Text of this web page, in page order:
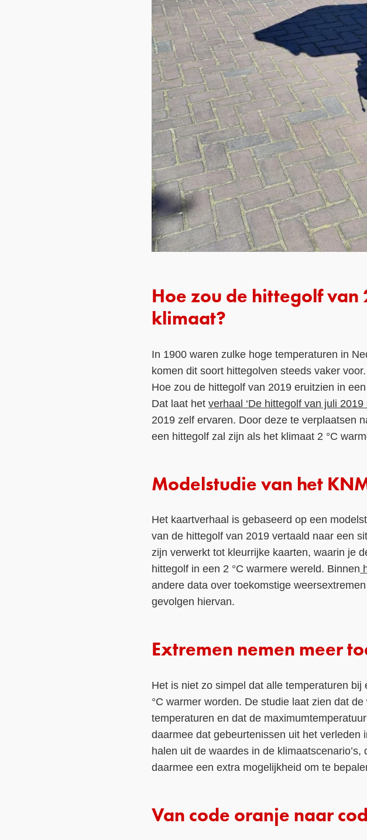
Hoe zou de hittegolf van
klimaat?
In 1900 waren zulke hoge temperaturen in
komen dit soort hittegolven steeds vaker
Hoe zou de hittegolf van 2019 eruitzien in
Dat laat hetverhaal ‘De hittegolf van juli
2019 zelf ervaren. Door deze te verplaatsen
een hittegolf zal zijn als het klimaat 2 °C
Modelstudie van het
Het kaartverhaal is gebaseerd op een
van de hittegolf van 2019 vertaald naar een
zijn verwerkt tot kleurrijke kaarten, waarin je
hittegolf in een 2 °C warmere wereld. Binnen
andere data over toekomstige
gevolgen hiervan.
Extremen nemen meer
Het is niet zo simpel dat alle temperaturen
°C warmer worden. De studie laat zien dat
temperaturen en dat de
daarmee dat gebeurtenissen uit het
halen uit de waardes in de
daarmee een extra mogelijkheid om te
Van code oranje naar